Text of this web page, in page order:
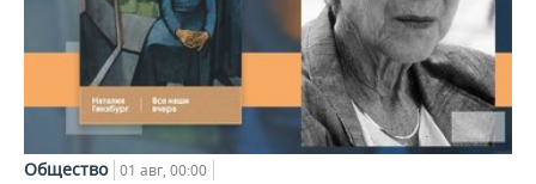
Общество 01 авг, 00:00